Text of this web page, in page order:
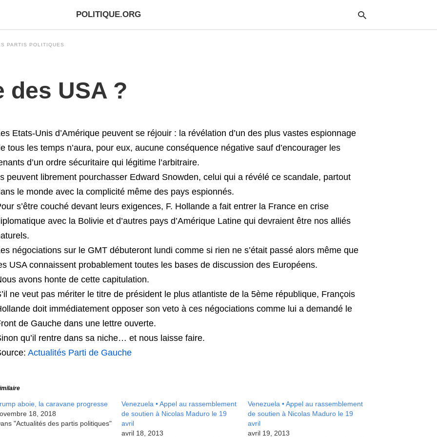
POLITIQUE.ORG
PARTIS POLITIQUES
des USA ?
Etats-Unis d’Amérique peuvent se réjouir : la révélation d’un des plus vastes espionnage
tous les temps n’aura, pour eux, aucune conséquence négative sauf d’encourager les
d’un ordre sécuritaire qui légitime l’arbitraire.
peuvent librement pourchasser Edward Snowden, celui qui a révélé ce scandale, partout
le monde avec la complicité même des pays espionnés.
s’être couché devant leurs exigences, F. Hollande a fait entrer la France en crise
avec la Bolivie et d’autres pays d’Amérique Latine qui devraient être nos alliés
négociations sur le GMT débuteront lundi comme si rien ne s’était passé alors même que
USA connaissent probablement toutes les bases de discussion des Européens.
avons honte de cette capitulation.
ne veut pas mériter le titre de président le plus atlantiste de la 5ème république, François
doit immédiatement opposer son veto à ces négociations comme lui a demandé le
de Gauche dans une lettre ouverte.
qu’il rentre dans sa niche… et nous laisse faire.
Actualités Parti de Gauche
aboie, la caravane progresse
18, 2018
"Actualités des partis politiques"
Venezuela • Appel au rassemblement
de soutien à Nicolas Maduro le 19
avril
avril 18, 2013
Venezuela • Appel au rassemblement
de soutien à Nicolas Maduro le 19
avril
avril 19, 2013